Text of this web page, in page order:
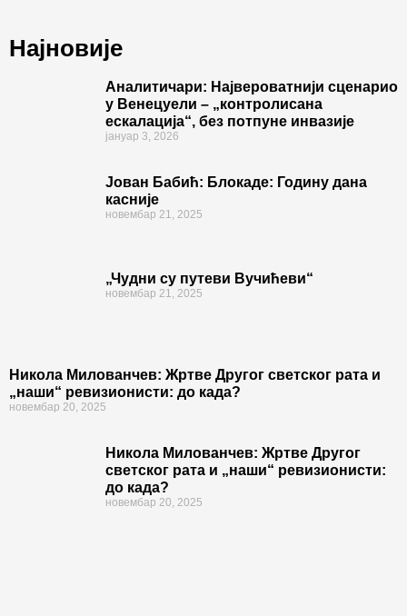
Најновије
Аналитичари: Највероватнији сценарио
у Венецуели – „контролисана
ескалација“, без потпуне инвазије
јануар 3, 2026
Јован Бабић: Блокаде: Годину дана
касније
новембар 21, 2025
„Чудни су путеви Вучићеви“
новембар 21, 2025
Никола Милованчев: Жртве Другог светског рата и
„наши“ ревизионисти: до када?
новембар 20, 2025
Никола Милованчев: Жртве Другог
светског рата и „наши“ ревизионисти:
до када?
новембар 20, 2025